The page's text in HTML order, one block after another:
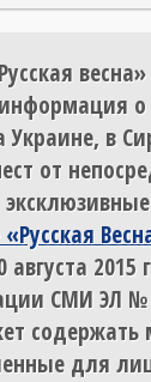
о
Украине, в
от
2015
СМИ ЭЛ №
для